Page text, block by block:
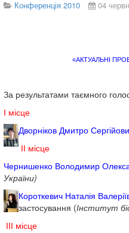
Конференція 2010 04
«АКТУАЛЬНІ
За результатами таємного
І місце
Дворніков Дмитро
ІІ місце
Чернишенко Володимир
України)
Короткевич Наталія
застосування (Інститут
ІІІ місце